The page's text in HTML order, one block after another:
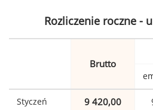
Rozliczenie roczne -
Brutto
Styczeń 9 420,00